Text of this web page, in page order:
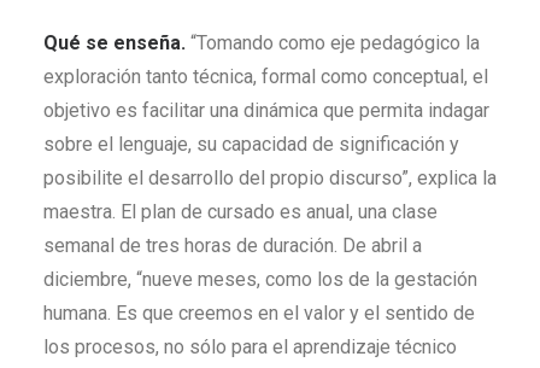
Qué se enseña. “Tomando como eje pedagógico la
exploración tanto técnica, formal como conceptual, el
objetivo es facilitar una dinámica que permita indagar
sobre el lenguaje, su capacidad de significación y
posibilite el desarrollo del propio discurso”, explica la
maestra. El plan de cursado es anual, una clase
semanal de tres horas de duración. De abril a
diciembre, “nueve meses, como los de la gestación
humana. Es que creemos en el valor y el sentido de
los procesos, no sólo para el aprendizaje técnico